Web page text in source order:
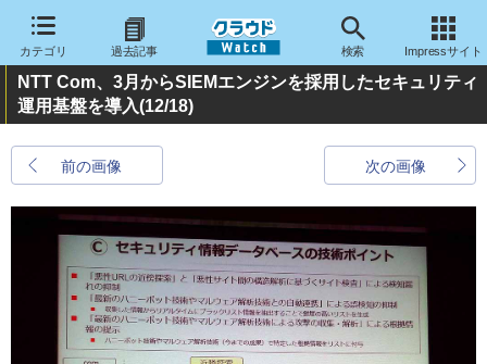
カテゴリ 過去記事 検索 Impressサイト
NTT Com、3月からSIEMエンジンを採用したセキュリティ
運用基盤を導入(12/18)
前の画像 次の画像